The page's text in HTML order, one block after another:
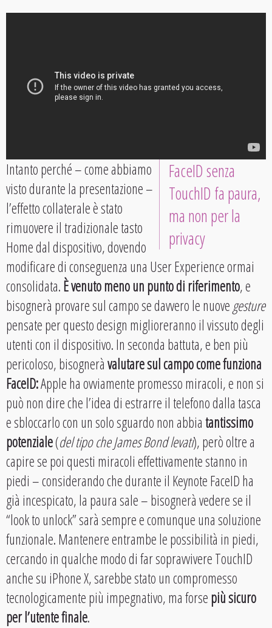
FaceID senza
TouchID fa paura,
ma non per la
privacy
Intanto perché – come abbiamo
visto durante la presentazione –
l’effetto collaterale è stato
rimuovere il tradizionale tasto
Home dal dispositivo, dovendo
modificare di conseguenza una User Experience ormai
consolidata.È venuto meno un punto di riferimento, e
bisognerà provare sul campo se davvero le nuovegesture
pensate per questo design miglioreranno il vissuto degli
utenti con il dispositivo. In seconda battuta, e ben più
pericoloso, bisogneràvalutare sul campo come funziona
FaceID:Apple ha ovviamente promesso miracoli, e non si
può non dire che l’idea di estrarre il telefono dalla tasca
e sbloccarlo con un solo sguardo non abbiatantissimo
potenziale(del tipo che James Bond levati), però oltre a
capire se poi questi miracoli effettivamente stanno in
piedi – considerando che durante il Keynote FaceID ha
già incespicato, la paura sale – bisognerà vedere se il
“look to unlock” sarà sempre e comunque una soluzione
funzionale. Mantenere entrambe le possibilità in piedi,
cercando in qualche modo di far sopravvivere TouchID
anche su iPhone X, sarebbe stato un compromesso
tecnologicamente più impegnativo, ma forsepiù sicuro
per l’utente finale.